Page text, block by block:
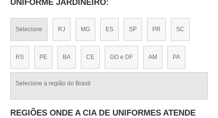
UNIFORME JARDINEIRO:
Selecione RJ MG ES SP PR SC
RS PE BA CE GO e DF AM PA
Selecione a região do Brasil
REGIÕES ONDE A CIA DE UNIFORMES ATENDE